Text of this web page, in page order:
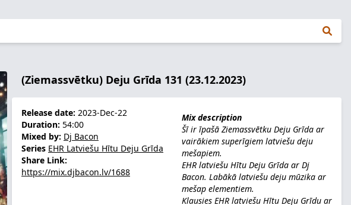
(Ziemassvētku) Deju Grīda 131 (23.12.2023)
Release date: 2023-Dec-22
Duration: 54:00
Mixed by: Dj Bacon
Series EHR Latviešu Hītu Deju Grīda
Share Link:
https://mix.djbacon.lv/1688
Mix description
Šī ir īpašā Ziemassvētku Deju Grīda ar
vairākiem superīgiem latviešu deju
mešapiem.
EHR latviešu Hītu Deju Grīda ar Dj
Bacon. Labākā latviešu deju mūzika ar
mešap elementiem.
Klausies EHR latviešu Hītu Deju Grīdu ar